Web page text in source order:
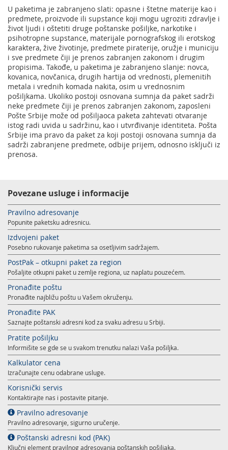
U paketima je zabranjeno slati: opasne i štetne materije kao i
predmete, proizvode ili supstance koji mogu ugroziti zdravlje i
život ljudi i oštetiti druge poštanske pošiljke, narkotike i
psihotropne supstance, materijale pornografskog ili erotskog
karaktera, žive životinje, predmete piraterije, oružje i municiju
i sve predmete čiji je prenos zabranjen zakonom i drugim
propisima. Takođe, u paketima je zabranjeno slanje: novca,
kovanica, novčanica, drugih hartija od vrednosti, plemenitih
metala i vrednih komada nakita, osim u vrednosnim
pošiljkama. Ukoliko postoji osnovana sumnja da paket sadrži
neke predmete čiji je prenos zabranjen zakonom, zaposleni
Pošte Srbije može od pošiljaoca paketa zahtevati otvaranje
istog radi uvida u sadržinu, kao i utvrđivanje identiteta. Pošta
Srbije ima pravo da paket za koji postoji osnovana sumnja da
sadrži zabranjene predmete, odbije prijem, odnosno isključi iz
prenosa.
Povezane usluge i informacije
Pravilno adresovanje
Popunite paketsku adresnicu.
Izdvojeni paket
Posebno rukovanje paketima sa osetljivim sadržajem.
PostPak – otkupni paket za region
Pošaljite otkupni paket u zemlje regiona, uz naplatu pouzećem.
Pronađite poštu
Pronađite najbližu poštu u Vašem okruženju.
Pronađite PAK
Saznajte poštanski adresni kod za svaku adresu u Srbiji.
Pratite pošiljku
Informišite se gde se u svakom trenutku nalazi Vaša pošiljka.
Kalkulator cena
Izračunajte cenu odabrane usluge.
Korisnički servis
Kontaktirajte nas i postavite pitanje.
Pravilno adresovanje
Pravilno adresovanje, sigurno uručenje.
Poštanski adresni kod (PAK)
Ključni element pravilnog adresovanja poštanskih pošiljaka.